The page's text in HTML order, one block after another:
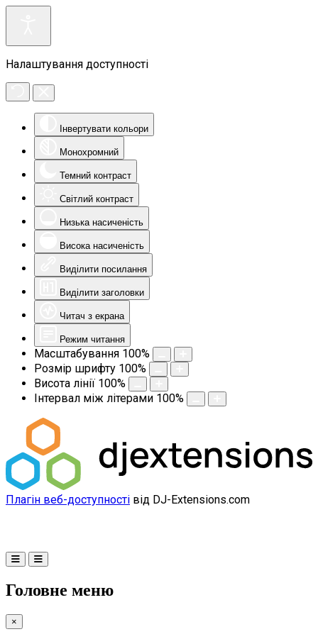
Налаштування доступності
Інвертувати кольори
Монохромний
Темний контраст
Світлий контраст
Низька насиченість
Висока насиченість
Виділити посилання
Виділити заголовки
Читач з екрана
Режим читання
Масштабування 100%
Розмір шрифту 100%
Висота лінії 100%
Інтервал між літерами 100%
Плагін веб-доступності від DJ-Extensions.com
Головне меню
×